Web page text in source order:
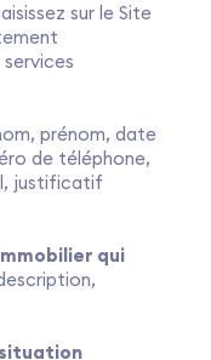
sur le Site
prénom, date
de téléphone,
justificatif
qui